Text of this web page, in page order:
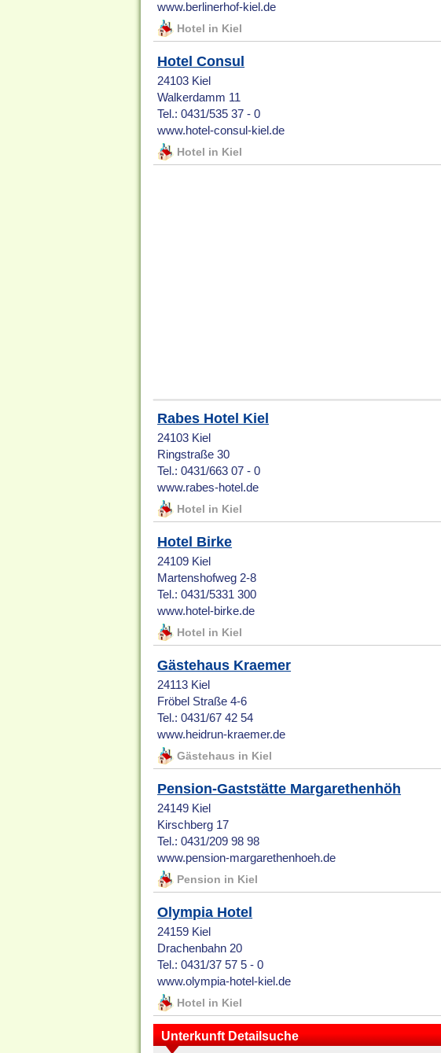
www.berlinerhof-kiel.de
Hotel in Kiel
Hotel Consul
24103 Kiel
Walkerdamm 11
Tel.: 0431/535 37 - 0
www.hotel-consul-kiel.de
Hotel in Kiel
Rabes Hotel Kiel
24103 Kiel
Ringstraße 30
Tel.: 0431/663 07 - 0
www.rabes-hotel.de
Hotel in Kiel
Hotel Birke
24109 Kiel
Martenshofweg 2-8
Tel.: 0431/5331 300
www.hotel-birke.de
Hotel in Kiel
Gästehaus Kraemer
24113 Kiel
Fröbel Straße 4-6
Tel.: 0431/67 42 54
www.heidrun-kraemer.de
Gästehaus in Kiel
Pension-Gaststätte Margarethenhöh
24149 Kiel
Kirschberg 17
Tel.: 0431/209 98 98
www.pension-margarethenhoeh.de
Pension in Kiel
Olympia Hotel
24159 Kiel
Drachenbahn 20
Tel.: 0431/37 57 5 - 0
www.olympia-hotel-kiel.de
Hotel in Kiel
Unterkunft Detailsuche